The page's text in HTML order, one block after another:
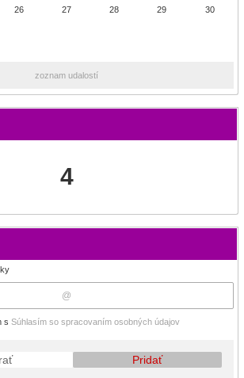
26 27 28 29 30
zoznam udalostí
4
s Súhlasím so spracovaním osobných údajov
Pridať